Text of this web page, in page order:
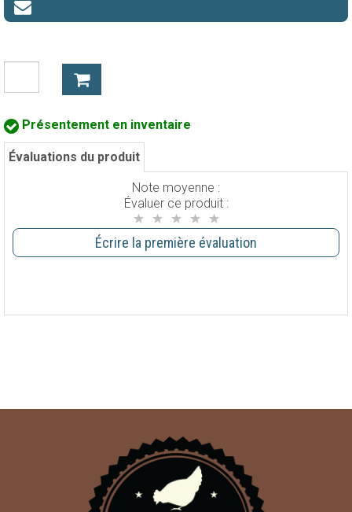
Présentement en inventaire
Évaluations du produit
Note moyenne :
Évaluer ce produit :
Écrire la première évaluation